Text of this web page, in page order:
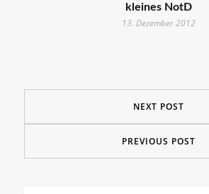
kleines NotD
13. Dezember 2012
NEXT POST
PREVIOUS POST